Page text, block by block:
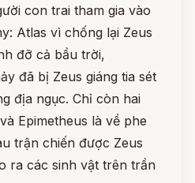
con trai tham gia vào
Atlas vì chống lại Zeus
đỡ cả bầu trời,
đã bị Zeus giáng tia sét
địa ngục. Chỉ còn hai
Epimetheus là về phe
trận chiến được Zeus
ra các sinh vật trên trần